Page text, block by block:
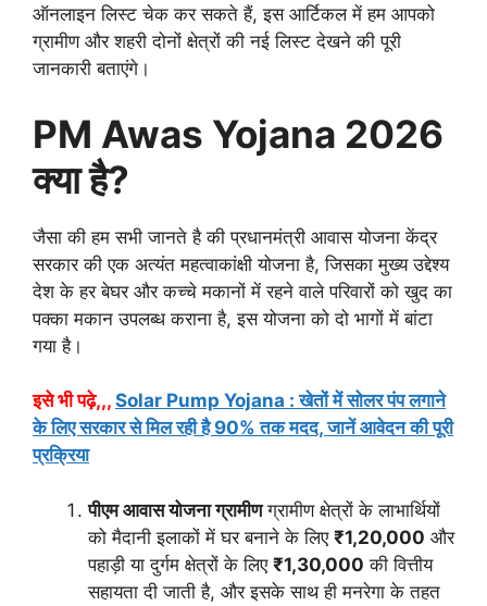
ऑनलाइन लिस्ट चेक कर सकते हैं, इस आर्टिकल में हम आपको
ग्रामीण और शहरी दोनों क्षेत्रों की नई लिस्ट देखने की पूरी
जानकारी बताएंगे।
PM Awas Yojana 2026
क्या है?
जैसा की हम सभी जानते है की प्रधानमंत्री आवास योजना केंद्र
सरकार की एक अत्यंत महत्वाकांक्षी योजना है, जिसका मुख्य उद्देश्य
देश के हर बेघर और कच्चे मकानों में रहने वाले परिवारों को खुद का
पक्का मकान उपलब्ध कराना है, इस योजना को दो भागों में बांटा
गया है।
इसे भी पढ़े,,, Solar Pump Yojana : खेतों में सोलर पंप लगाने
के लिए सरकार से मिल रही है 90% तक मदद, जानें आवेदन की पूरी
प्रक्रिया
पीएम आवास योजना ग्रामीणग्रामीण क्षेत्रों के लाभार्थियों
को मैदानी इलाकों में घर बनाने के लिए ₹1,20,000 और
पहाड़ी या दुर्गम क्षेत्रों के लिए ₹1,30,000 की वित्तीय
सहायता दी जाती है, और इसके साथ ही मनरेगा के तहत